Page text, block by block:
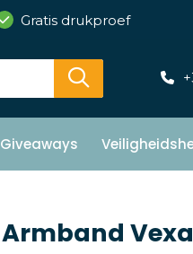
Gratis drukproef
Giveaways
Vexa